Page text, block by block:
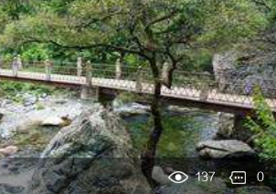
讯网 137
真相的隐秘守护者
2026-08-05